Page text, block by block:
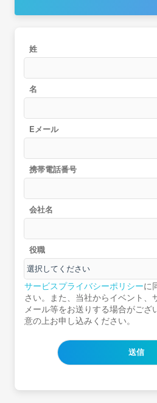
姓
名
Eメール
携帯電話番号
会社名
役職
サービスプライバシーポリシーに
さい。また、当社からイベント、
メール等をお送りする場合がござ
意の上お申し込みください。